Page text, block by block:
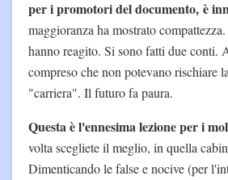
per i promotori del documento, è
maggioranza ha mostrato
hanno reagito. Si sono fatti due conti.
compreso che non potevano rischiare
"carriera". Il futuro fa paura.
Questa è l'ennesima lezione per i
volta scegliete il meglio, in quella
Dimenticando le false e nocive (per